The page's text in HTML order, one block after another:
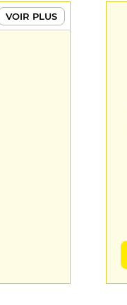
VOIR PLUS